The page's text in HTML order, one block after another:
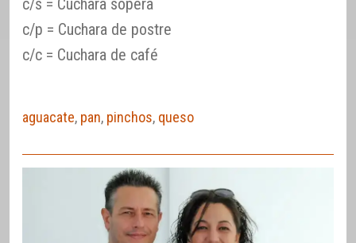
c/s = Cuchara sopera
c/p = Cuchara de postre
c/c = Cuchara de café
aguacate, pan, pinchos, queso